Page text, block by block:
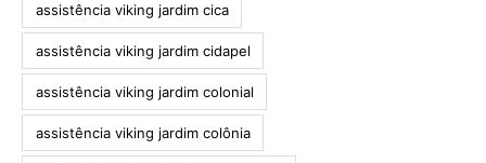
assistência viking jardim cica
assistência viking jardim cidapel
assistência viking jardim colonial
assistência viking jardim colônia